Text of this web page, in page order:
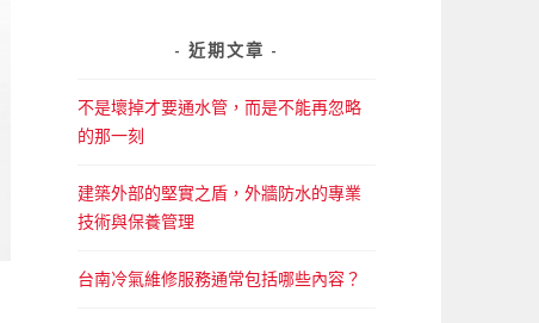
近期文章
不是壞掉才要通水管，而是不能再忽略
的那一刻
建築外部的堅實之盾，外牆防水的專業
技術與保養管理
台南冷氣維修服務通常包括哪些內容？